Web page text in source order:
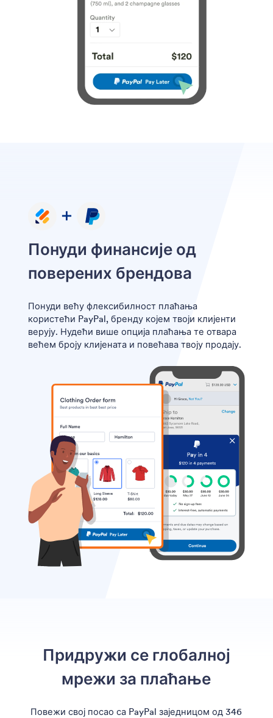
Понуди финансије од
поверених брендова
Понуди већу флексибилност плаћања
користећи PayPal, бренду којем твоји клијенти
верују. Нудећи више опција плаћања те отвара
већем броју клијената и повећава твоју продају.
Придружи се глобалној
мрежи за плаћање
Повежи свој посао са PayPal заједницом од 346